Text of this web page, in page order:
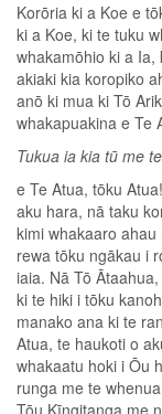
Korōria ki a Koe e
ki a Koe, ki te tuku
whakamōhio ki a
akiaki kia koropiko
anō ki mua ki Tō
whakapuakina e Te
Tukua ia kia tū me
e Te Atua, tōku
aku hara, nā taku
kimi whakaaro
rewa tōku ngākau i
iaia. Nā Tō
ki te hiki i tōku
manako ana ki te
Atua, te haukoti o
whakaatu hoki i Ōu
runga me te
Tōu Kīngitanga me